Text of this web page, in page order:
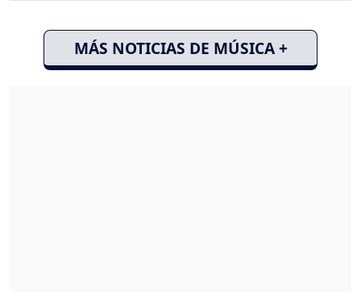
MÁS NOTICIAS DE MÚSICA +